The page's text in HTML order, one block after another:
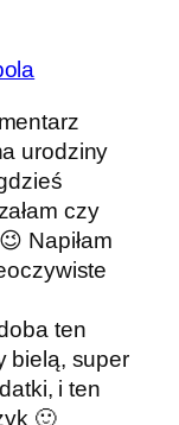
urodziny
czy
Napiłam
ten
bielą, super
i ten
🙂